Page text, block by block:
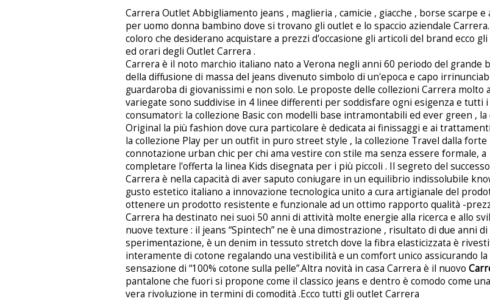
Carrera Outlet Abbigliamento jeans , maglieria , camicie , giacche , borse scarpe e
per uomo donna bambino dove si trovano gli outlet e lo spaccio aziendale
coloro che desiderano acquistare a prezzi d'occasione gli articoli del brand ecco
ed orari degli Outlet Carrera .
Carrera è il noto marchio italiano nato a Verona negli anni 60 periodo del grande
della diffusione di massa del jeans divenuto simbolo di un'epoca e capo
guardaroba di giovanissimi e non solo. Le proposte delle collezioni Carrera molto
variegate sono suddivise in 4 linee differenti per soddisfare ogni esigenza e tutti
consumatori: la collezione Basic con modelli base intramontabili ed ever green , la
Original la più fashion dove cura particolare è dedicata ai finissaggi e ai
la collezione Play per un outfit in puro street style , la collezione Travel dalla forte
connotazione urban chic per chi ama vestire con stile ma senza essere formale, a
completare l'offerta la linea Kids disegnata per i più piccoli . Il segreto del
Carrera è nella capacità di aver saputo coniugare in un equilibrio indissolubile
gusto estetico italiano a innovazione tecnologica unito a cura artigianale del
ottenere un prodotto resistente e funzionale ad un ottimo rapporto qualità -
Carrera ha destinato nei suoi 50 anni di attività molte energie alla ricerca e allo
nuove texture : il jeans “Spintech” ne è una dimostrazione , risultato di due anni di
sperimentazione, è un denim in tessuto stretch dove la fibra elasticizzata è
interamente di cotone regalando una vestibilità e un comfort unico assicurando la
sensazione di “100% cotone sulla pelle”.Altra novità in casa Carrera è il nuovo
pantalone che fuori si propone come il classico jeans e dentro è comodo come
vera rivoluzione in termini di comodità .Ecco tutti gli outlet Carrera